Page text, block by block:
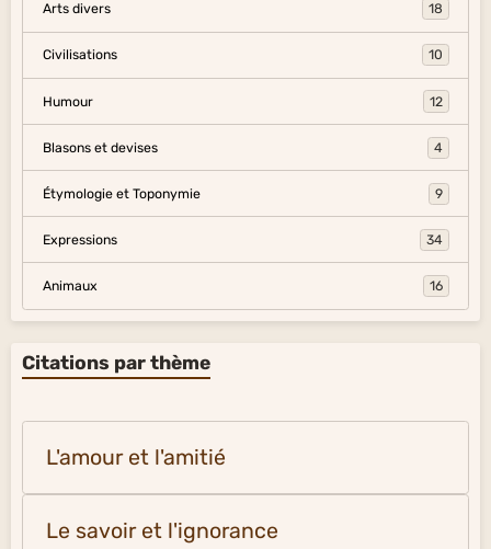
Arts divers 18
Civilisations 10
Humour 12
Blasons et devises 4
Étymologie et Toponymie 9
Expressions 34
Animaux 16
Citations par thème
L'amour et l'amitié
Le savoir et l'ignorance